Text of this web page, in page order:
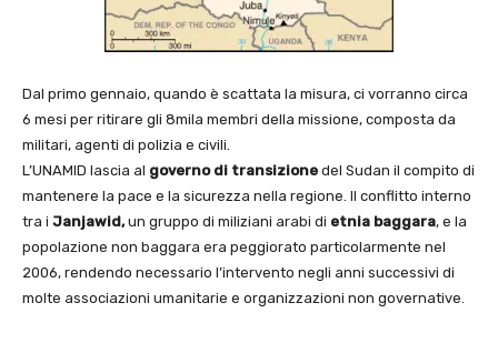
Dal primo gennaio, quando è scattata la misura, ci vorranno circa
6 mesi per ritirare gli 8mila membri della missione, composta da
militari, agenti di polizia e civili.
L’UNAMID lascia al governo di transizione del Sudan il compito di
mantenere la pace e la sicurezza nella regione. Il conflitto interno
tra i Janjawid,un gruppo di miliziani arabi di etnia baggara, e la
popolazione non baggara era peggiorato particolarmente nel
2006, rendendo necessario l’intervento negli anni successivi di
molte associazioni umanitarie e organizzazioni non governative.